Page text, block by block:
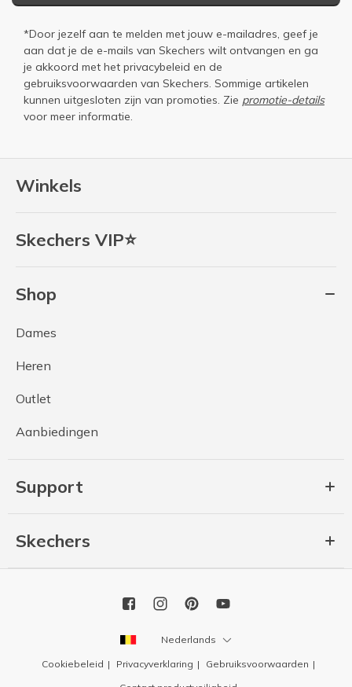
Winkels
Skechers VIP⭐
Shop
Dames
Heren
Outlet
Aanbiedingen
Support
Skechers
*Door jezelf aan te melden met jouw e-mailadres, geef je
aan dat je de e-mails van Skechers wilt ontvangen en ga
je akkoord met het privacybeleid en de
gebruiksvoorwaarden van Skechers. Sommige artikelen
kunnen uitgesloten zijn van promoties. Zie promotie-details
voor meer informatie.
Nederlands
Cookiebeleid Privacyverklaring
Gebruiksvoorwaarden